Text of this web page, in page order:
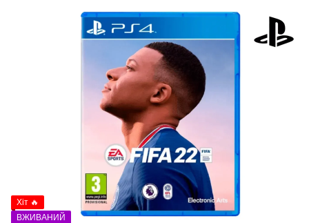
Хіт 🔥
ВЖИВАНИЙ